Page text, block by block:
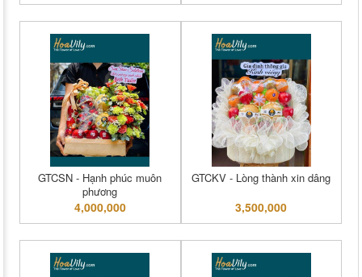
GTCSN - Hạnh phúc muôn
phương
4,000,000
GTCKV - Lòng thành xin dâng
3,500,000